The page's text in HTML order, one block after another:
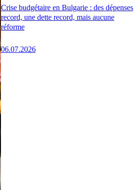
Crise budgétaire en Bulgarie : des dépenses
record, une dette record, mais aucune
réforme
06.07.2026